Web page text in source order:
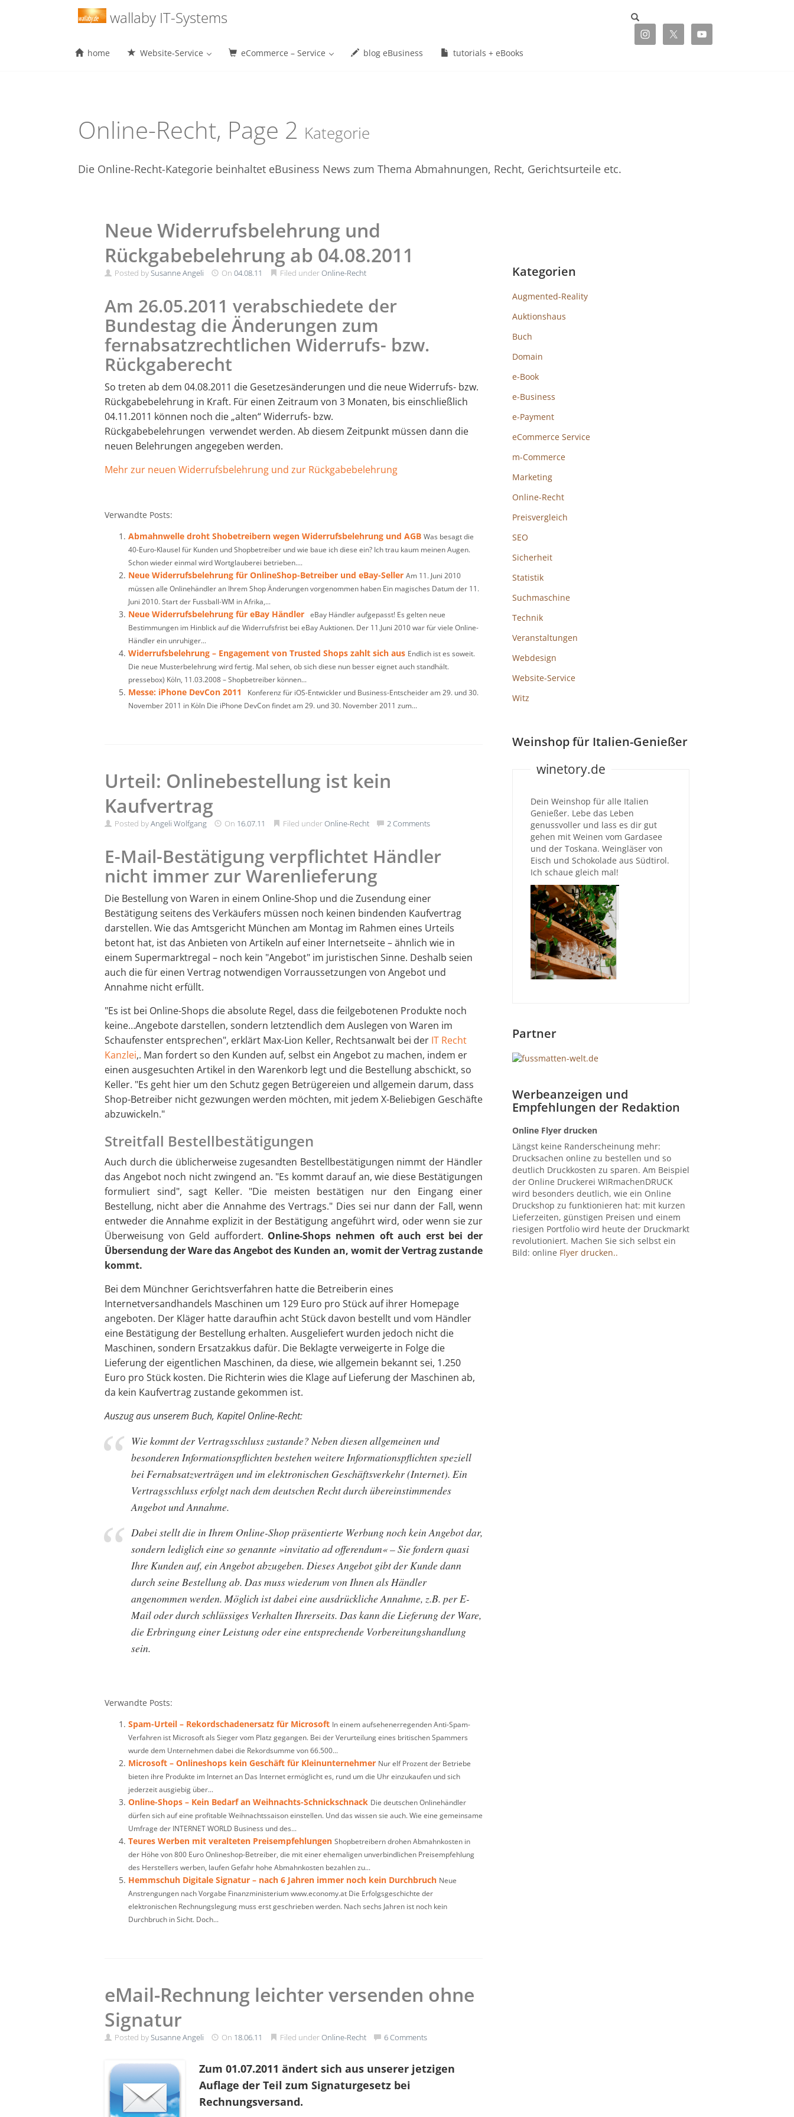
wallaby IT-Systems
Menu
home Website-Service eCommerce – Service blog eBusiness tutorials + eBooks
Online-Recht, Page 2 Kategorie
Die Online-Recht-Kategorie beinhaltet eBusiness News zum Thema Abmahnungen, Recht, Gerichtsurteile etc.
Neue Widerrufsbelehrung und
Rückgabebelehrung ab 04.08.2011
Posted bySusanne Angeli On 04.08.11 Filed underOnline-Recht
Am 26.05.2011 verabschiedete der
Bundestag die Änderungen zum
fernabsatzrechtlichen Widerrufs- bzw.
Rückgaberecht
So treten ab dem 04.08.2011 die Gesetzesänderungen und die neue Widerrufs- bzw.
Rückgabebelehrung in Kraft. Für einen Zeitraum von 3 Monaten, bis einschließlich
04.11.2011 können noch die „alten“ Widerrufs- bzw.
Rückgabebelehrungen verwendet werden. Ab diesem Zeitpunkt müssen dann die
neuen Belehrungen angegeben werden.
Mehr zur neuen Widerrufsbelehrung und zur Rückgabebelehrung
Verwandte Posts:
Abmahnwelle droht Shobetreibern wegen Widerrufsbelehrung und AGB Was besagt die
40-Euro-Klausel für Kunden und Shopbetreiber und wie baue ich diese ein? Ich trau kaum meinen Augen.
Schon wieder einmal wird Wortglauberei betrieben....
Neue Widerrufsbelehrung für OnlineShop-Betreiber und eBay-Seller Am 11. Juni 2010
müssen alle Onlinehändler an Ihrem Shop Änderungen vorgenommen haben Ein magisches Datum der 11.
Juni 2010. Start der Fussball-WM in Afrika,...
Neue Widerrufsbelehrung für eBay Händler
eBay Händler aufgepasst! Es gelten neue
Bestimmungen im Hinblick auf die Widerrufsfrist bei eBay Auktionen. Der 11.Juni 2010 war für viele Online-
Händler ein unruhiger...
Widerrufsbelehrung – Engagement von Trusted Shops zahlt sich aus Endlich ist es soweit.
Die neue Musterbelehrung wird fertig. Mal sehen, ob sich diese nun besser eignet auch standhält.
pressebox) Köln, 11.03.2008 – Shopbetreiber können...
Messe: iPhone DevCon 2011
Konferenz für iOS-Entwickler und Business-Entscheider am 29. und 30.
November 2011 in Köln Die iPhone DevCon findet am 29. und 30. November 2011 zum...
Urteil: Onlinebestellung ist kein
Kaufvertrag
Posted byAngeli Wolfgang On 16.07.11 Filed underOnline-Recht 2 Comments
E-Mail-Bestätigung verpflichtet Händler
nicht immer zur Warenlieferung
Die Bestellung von Waren in einem Online-Shop und die Zusendung einer
Bestätigung seitens des Verkäufers müssen noch keinen bindenden Kaufvertrag
darstellen. Wie das Amtsgericht München am Montag im Rahmen eines Urteils
betont hat, ist das Anbieten von Artikeln auf einer Internetseite – ähnlich wie in
einem Supermarktregal – noch kein "Angebot" im juristischen Sinne. Deshalb seien
auch die für einen Vertrag notwendigen Vorraussetzungen von Angebot und
Annahme nicht erfüllt.
"Es ist bei Online-Shops die absolute Regel, dass die feilgebotenen Produkte noch
keine…Angebote darstellen, sondern letztendlich dem Auslegen von Waren im
Schaufenster entsprechen", erklärt Max-Lion Keller, Rechtsanwalt bei der IT Recht
Kanzlei,. Man fordert so den Kunden auf, selbst ein Angebot zu machen, indem er
einen ausgesuchten Artikel in den Warenkorb legt und die Bestellung abschickt, so
Keller. "Es geht hier um den Schutz gegen Betrügereien und allgemein darum, dass
Shop-Betreiber nicht gezwungen werden möchten, mit jedem X-Beliebigen Geschäfte
abzuwickeln."
Streitfall Bestellbestätigungen
Auch durch die üblicherweise zugesandten Bestellbestätigungen nimmt der Händler
das Angebot noch nicht zwingend an. "Es kommt darauf an, wie diese Bestätigungen
formuliert sind", sagt Keller. "Die meisten bestätigen nur den Eingang einer
Bestellung, nicht aber die Annahme des Vertrags." Dies sei nur dann der Fall, wenn
entweder die Annahme explizit in der Bestätigung angeführt wird, oder wenn sie zur
Überweisung von Geld auffordert. Online-Shops nehmen oft auch erst bei der
Übersendung der Ware das Angebot des Kunden an, womit der Vertrag zustande
kommt.
Bei dem Münchner Gerichtsverfahren hatte die Betreiberin eines
Internetversandhandels Maschinen um 129 Euro pro Stück auf ihrer Homepage
angeboten. Der Kläger hatte daraufhin acht Stück davon bestellt und vom Händler
eine Bestätigung der Bestellung erhalten. Ausgeliefert wurden jedoch nicht die
Maschinen, sondern Ersatzakkus dafür. Die Beklagte verweigerte in Folge die
Lieferung der eigentlichen Maschinen, da diese, wie allgemein bekannt sei, 1.250
Euro pro Stück kosten. Die Richterin wies die Klage auf Lieferung der Maschinen ab,
da kein Kaufvertrag zustande gekommen ist.
Auszug aus unserem Buch, Kapitel Online-Recht:
Wie kommt der Vertragsschluss zustande? Neben diesen allgemeinen und
besonderen Informationspflichten bestehen weitere Informationspflichten speziell
bei Fernabsatzverträgen und im elektronischen Geschäftsverkehr (Internet). Ein
Vertragsschluss erfolgt nach dem deutschen Recht durch übereinstimmendes
Angebot und Annahme.
Dabei stellt die in Ihrem Online-Shop präsentierte Werbung noch kein Angebot dar,
sondern lediglich eine so genannte »invitatio ad offerendum« – Sie fordern quasi
Ihre Kunden auf, ein Angebot abzugeben. Dieses Angebot gibt der Kunde dann
durch seine Bestellung ab. Das muss wiederum von Ihnen als Händler
angenommen werden. Möglich ist dabei eine ausdrückliche Annahme, z.B. per E-
Mail oder durch schlüssiges Verhalten Ihrerseits. Das kann die Lieferung der Ware,
die Erbringung einer Leistung oder eine entsprechende Vorbereitungshandlung
sein.
Verwandte Posts:
Spam-Urteil – Rekordschadenersatz für Microsoft In einem aufsehenerregenden Anti-Spam-
Verfahren ist Microsoft als Sieger vom Platz gegangen. Bei der Verurteilung eines britischen Spammers
wurde dem Unternehmen dabei die Rekordsumme von 66.500...
Microsoft – Onlineshops kein Geschäft für Kleinunternehmer Nur elf Prozent der Betriebe
bieten ihre Produkte im Internet an Das Internet ermöglicht es, rund um die Uhr einzukaufen und sich
jederzeit ausgiebig über...
Online-Shops – Kein Bedarf an Weihnachts-Schnickschnack Die deutschen Onlinehändler
dürfen sich auf eine profitable Weihnachtssaison einstellen. Und das wissen sie auch. Wie eine gemeinsame
Umfrage der INTERNET WORLD Business und des...
Teures Werben mit veralteten Preisempfehlungen Shopbetreibern drohen Abmahnkosten in
der Höhe von 800 Euro Onlineshop-Betreiber, die mit einer ehemaligen unverbindlichen Preisempfehlung
des Herstellers werben, laufen Gefahr hohe Abmahnkosten bezahlen zu...
Hemmschuh Digitale Signatur – nach 6 Jahren immer noch kein Durchbruch Neue
Anstrengungen nach Vorgabe Finanzministerium www.economy.at Die Erfolgsgeschichte der
elektronischen Rechnungslegung muss erst geschrieben werden. Nach sechs Jahren ist noch kein
Durchbruch in Sicht. Doch...
eMail-Rechnung leichter versenden ohne
Signatur
Posted bySusanne Angeli On 18.06.11 Filed underOnline-Recht 6 Comments
Zum 01.07.2011 ändert sich aus unserer jetzigen
Auflage der Teil zum Signaturgesetz bei
Rechnungsversand.
Kategorien
Augmented-Reality
Auktionshaus
Buch
Domain
e-Book
e-Business
e-Payment
eCommerce Service
m-Commerce
Marketing
Online-Recht
Preisvergleich
SEO
Sicherheit
Statistik
Suchmaschine
Technik
Veranstaltungen
Webdesign
Website-Service
Witz
Weinshop für Italien-Genießer
winetory.de
Dein Weinshop für alle Italien
Genießer. Lebe das Leben
genussvoller und lass es dir gut
gehen mit Weinen vom Gardasee
und der Toskana. Weingläser von
Eisch und Schokolade aus Südtirol.
Ich schaue gleich mal!
Partner
Werbeanzeigen und
Empfehlungen der Redaktion
Online Flyer drucken
Längst keine Randerscheinung mehr:
Drucksachen online zu bestellen und so
deutlich Druckkosten zu sparen. Am Beispiel
der Online Druckerei WIRmachenDRUCK
wird besonders deutlich, wie ein Online
Druckshop zu funktionieren hat: mit kurzen
Lieferzeiten, günstigen Preisen und einem
riesigen Portfolio wird heute der Druckmarkt
revolutioniert. Machen Sie sich selbst ein
Bild: online Flyer drucken..